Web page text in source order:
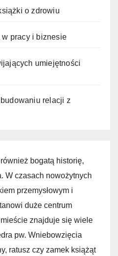
o zdrowiu
pracy i biznesie
umiejętności
relacji z
bogatą historię,
W czasach nowożytnych
przemysłowym i
duże centrum
znajduje się wiele
pw. Wniebowzięcia
ratusz czy zamek książąt